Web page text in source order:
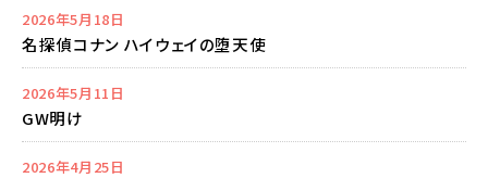
2026年5月18日
名探偵コナン ハイウェイの堕天使
2026年5月11日
GW明け
2026年4月25日